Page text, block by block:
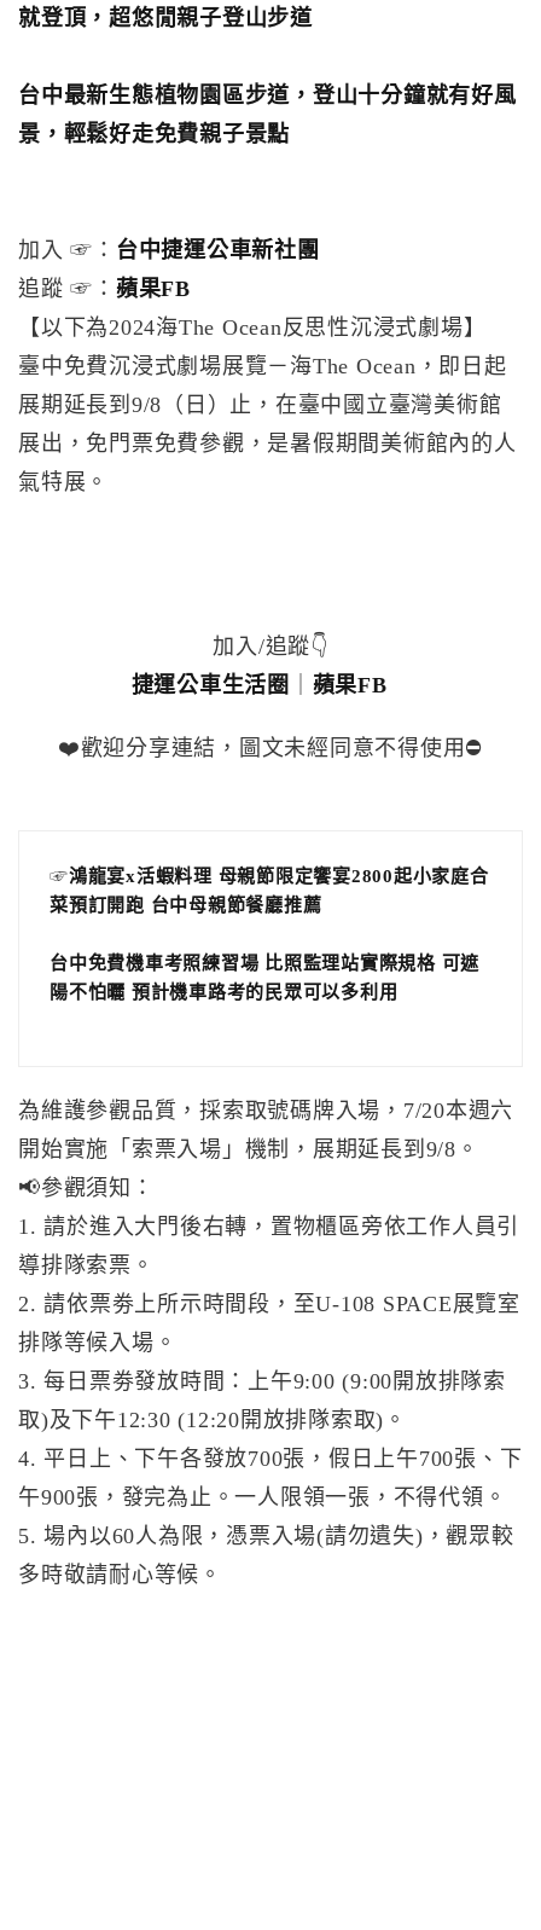
就登頂，超悠閒親子登山步道
台中最新生態植物園區步道，登山十分鐘就有好風
景，輕鬆好走免費親子景點
加入 ☞： 台中捷運公車新社團
追蹤 ☞： 蘋果FB
【以下為2024海The Ocean反思性沉浸式劇場】
臺中免費沉浸式劇場展覽－海The Ocean，即日起
展期延長到9/8（日）止，在臺中國立臺灣美術館
展出，免門票免費參觀，是暑假期間美術館內的人
氣特展。
加入/追蹤👇
捷運公車生活圈
蘋果FB
❤️歡迎分享連結，圖文未經同意不得使用⛔️
☞鴻龍宴x活蝦料理 母親節限定饗宴2800起小家庭合
菜預訂開跑 台中母親節餐廳推薦
台中免費機車考照練習場 比照監理站實際規格 可遮
陽不怕曬 預計機車路考的民眾可以多利用
為維護參觀品質，採索取號碼牌入場，7/20本週六
開始實施「索票入場」機制，展期延長到9/8。
📢參觀須知：
1. 請於進入大門後右轉，置物櫃區旁依工作人員引
導排隊索票。
2. 請依票劵上所示時間段，至U-108 SPACE展覽室
排隊等候入場。
3. 每日票劵發放時間：上午9:00 (9:00開放排隊索
取)及下午12:30 (12:20開放排隊索取)。
4. 平日上、下午各發放700張，假日上午700張、下
午900張，發完為止。一人限領一張，不得代領。
5. 場內以60人為限，憑票入場(請勿遺失)，觀眾較
多時敬請耐心等候。